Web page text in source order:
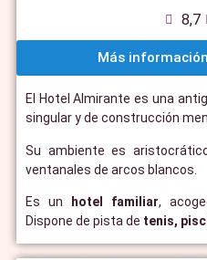
8,7
Más
El Hotel Almirante es una
singular y de construcción
Su ambiente es
ventanales de arcos blancos.
Es un hotel familiar,
Dispone de pista de tenis,